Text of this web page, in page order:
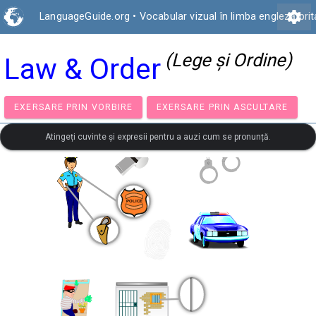
LanguageGuide.org • Vocabular vizual în limba engleză
settings
Law & Order (Lege şi Ordine)
EXERSARE PRIN VORBIRE EXERSARE PRIN
Atingeți cuvinte și expresii pentru a auzi cum se pronunță.